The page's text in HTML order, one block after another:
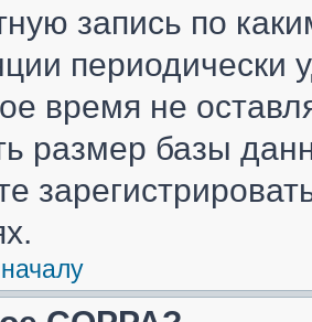
запись по
периодически
время не
размер базы